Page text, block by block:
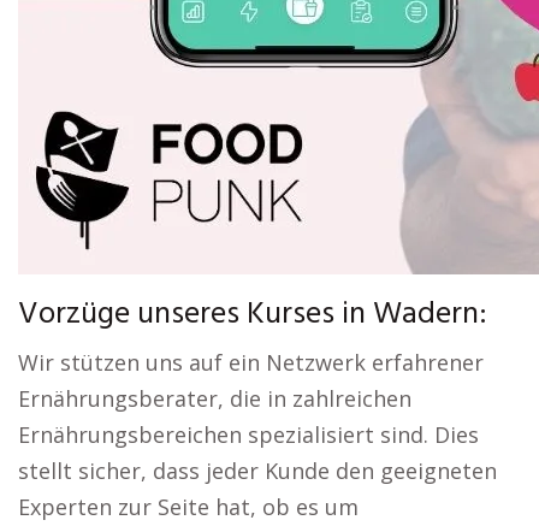
Vorzüge unseres Kurses in Wadern:
Wir stützen uns auf ein Netzwerk erfahrener
Ernährungsberater, die in zahlreichen
Ernährungsbereichen spezialisiert sind. Dies
stellt sicher, dass jeder Kunde den geeigneten
Experten zur Seite hat, ob es um